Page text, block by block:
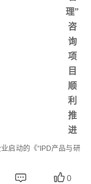
理”
咨
询
项
目
顺
利
推
进
启动的《“IPD产品与研
0